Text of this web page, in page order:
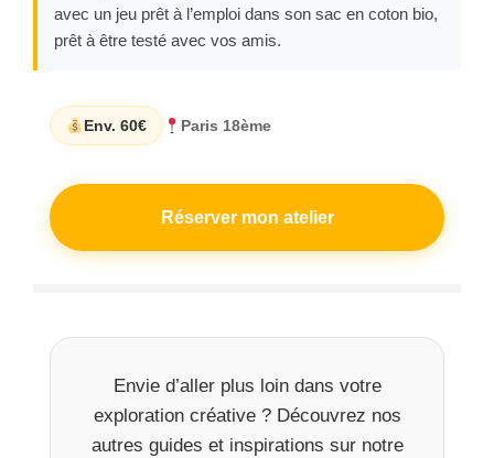
avec un jeu prêt à l’emploi dans son sac en coton bio,
prêt à être testé avec vos amis.
Env. 60€ Paris 18ème
Réserver mon atelier
Envie d’aller plus loin dans votre
exploration créative ? Découvrez nos
autres guides et inspirations sur notre